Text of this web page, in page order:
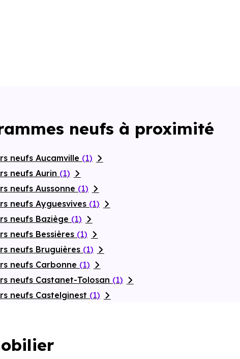
neufs à proximité
neufs Aucamville (1)
neufs Aurin (1)
neufs Aussonne (1)
neufs Ayguesvives (1)
neufs Baziège (1)
neufs Bessières (1)
neufs Bruguières (1)
neufs Carbonne (1)
neufs Castanet-Tolosan (1)
neufs Castelginest (1)